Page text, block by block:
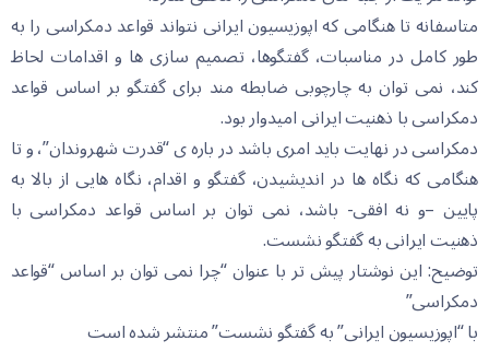
متاسفانه تا هنگامی که اپوزیسیون ایرانی نتواند قواعد دمکراسی را به
طور کامل در مناسبات، گفتگوها، تصمیم سازی ها و اقدامات لحاظ
کند، نمی توان به چارچوبی ضابطه مند برای گفتگو بر اساس قواعد
دمکراسی با ذهنیت ایرانی امیدوار بود.
دمکراسی در نهایت باید امری باشد در باره ی “قدرت شهروندان”، و تا
هنگامی که نگاه ها در اندیشیدن، گفتگو و اقدام، نگاه هایی از بالا به
پایین –و نه افقی- باشد، نمی توان بر اساس قواعد دمکراسی با
ذهنیت ایرانی به گفتگو نشست.
توضیح: این نوشتار پیش تر با عنوان “چرا نمی توان بر اساس “قواعد
دمکراسی”
با “اپوزیسیون ایرانی” به گفتگو نشست” منتشر شده است